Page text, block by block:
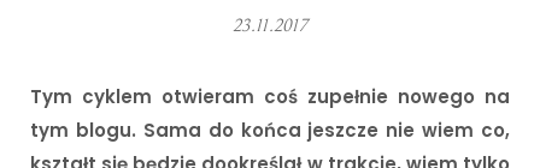
23.11.2017
Tym cyklem otwieram coś zupełnie nowego na
tym blogu. Sama do końca jeszcze nie wiem co,